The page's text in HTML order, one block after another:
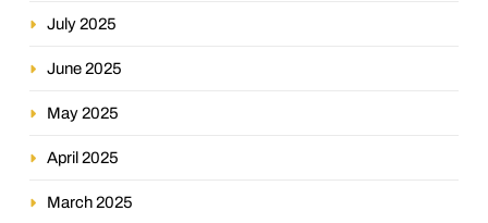
July 2025
June 2025
May 2025
April 2025
March 2025